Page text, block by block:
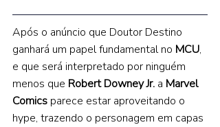
Após o anúncio que Doutor Destino
ganhará um papel fundamental no MCU,
e que será interpretado por ninguém
menos que Robert Downey Jr. a Marvel
Comics parece estar aproveitando o
hype, trazendo o personagem em capas